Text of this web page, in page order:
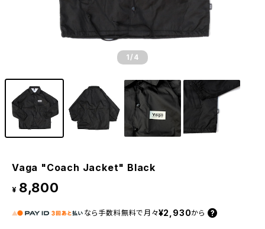
1 /4
Vaga "Coach Jacket" Black
¥ 8,800
なら 手数料無料で 月々¥2,930から